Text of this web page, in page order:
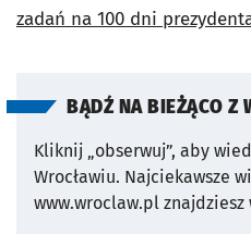
zadań na 100 dni
BĄDŹ NA BIEŻĄCO Z
Kliknij „obserwuj”, aby
Wrocławiu. Najciekawsze
www.wroclaw.pl znajdziesz